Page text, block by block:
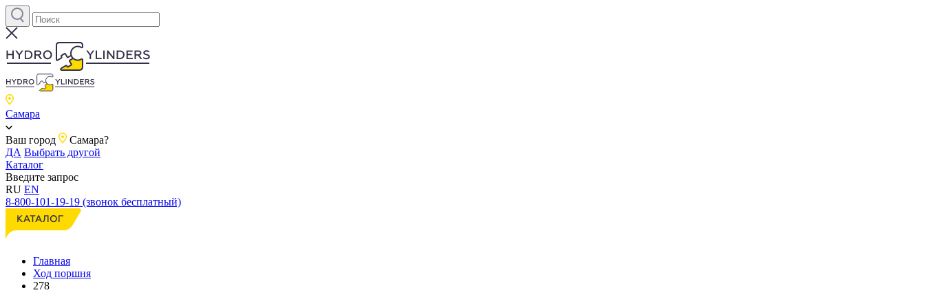
Самара
Ваш город
Самара?
ДА Выбрать другой
Каталог
Введите запрос
RU EN
8-800-101-19-19 (звонок бесплатный)
Главная
Ход поршня
278